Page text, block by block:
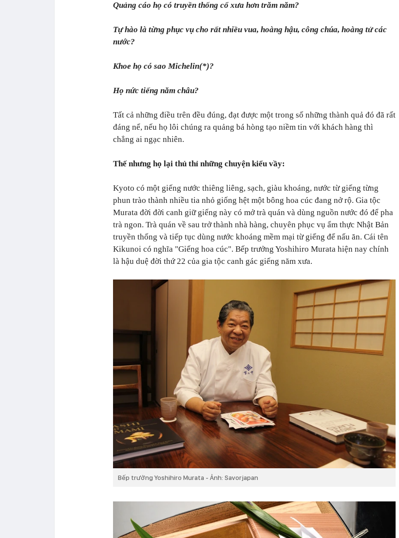
Quảng cáo họ có truyền thống cổ xưa hơn trăm năm?
Tự hào là từng phục vụ cho rất nhiều vua, hoàng hậu, công chúa, hoàng tử các
nước?
Khoe họ có sao Michelin(*)?
Họ nức tiếng năm châu?
Tất cả những điều trên đều đúng, đạt được một trong số những thành quả đó đã rất
đáng nể, nếu họ lôi chúng ra quảng bá hòng tạo niềm tin với khách hàng thì
chẳng ai ngạc nhiên.
Thế nhưng họ lại thủ thỉ những chuyện kiểu vầy:
Kyoto có một giếng nước thiêng liêng, sạch, giàu khoáng, nước từ giếng từng
phun trào thành nhiều tia nhỏ giống hệt một bông hoa cúc đang nở rộ. Gia tộc
Murata đời đời canh giữ giếng này có mở trà quán và dùng nguồn nước đó để pha
trà ngon. Trà quán về sau trở thành nhà hàng, chuyên phục vụ ẩm thực Nhật Bản
truyền thống và tiếp tục dùng nước khoáng mềm mại từ giếng để nấu ăn. Cái tên
Kikunoi có nghĩa "Giếng hoa cúc". Bếp trưởng Yoshihiro Murata hiện nay chính
là hậu duệ đời thứ 22 của gia tộc canh gác giếng năm xưa.
Bếp trưởng Yoshihiro Murata - Ảnh: Savorjapan